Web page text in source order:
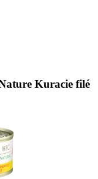
Kuracie filé